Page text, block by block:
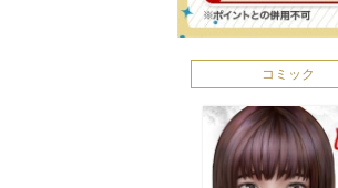
コミック